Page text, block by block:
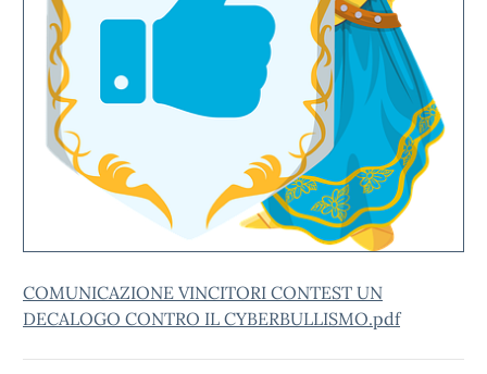
COMUNICAZIONE VINCITORI CONTEST UN
DECALOGO CONTRO IL CYBERBULLISMO.pdf